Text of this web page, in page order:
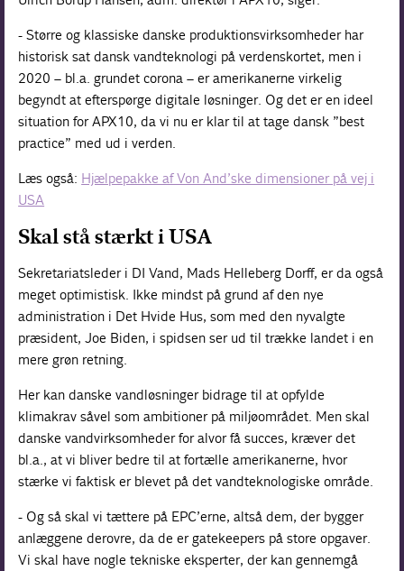
- Større og klassiske danske produktionsvirksomheder har
historisk sat dansk vandteknologi på verdenskortet, men i
2020 – bl.a. grundet corona – er amerikanerne virkelig
begyndt at efterspørge digitale løsninger. Og det er en ideel
situation for APX10, da vi nu er klar til at tage dansk ”best
practice” med ud i verden.
Læs også: Hjælpepakke af Von And’ske dimensioner på vej i
USA
Skal stå stærkt i USA
Sekretariatsleder i DI Vand, Mads Helleberg Dorff, er da også
meget optimistisk. Ikke mindst på grund af den nye
administration i Det Hvide Hus, som med den nyvalgte
præsident, Joe Biden, i spidsen ser ud til trække landet i en
mere grøn retning.
Her kan danske vandløsninger bidrage til at opfylde
klimakrav såvel som ambitioner på miljøområdet. Men skal
danske vandvirksomheder for alvor få succes, kræver det
bl.a., at vi bliver bedre til at fortælle amerikanerne, hvor
stærke vi faktisk er blevet på det vandteknologiske område.
- Og så skal vi tættere på EPC’erne, altså dem, der bygger
anlæggene derovre, da de er gatekeepers på store opgaver.
Vi skal have nogle tekniske eksperter, der kan gennemgå